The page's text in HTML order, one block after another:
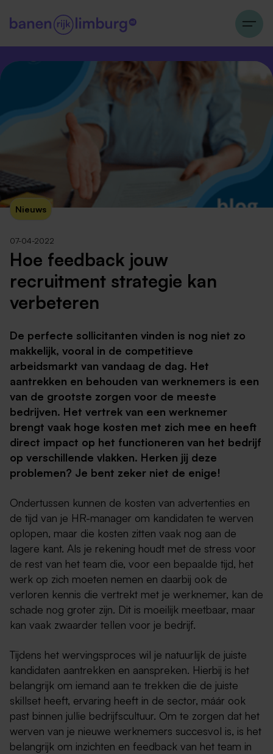
Nieuws
07-04-2022
Hoe feedback jouw
recruitment strategie kan
verbeteren
De perfecte sollicitanten vinden is nog niet zo
makkelijk, vooral in de competitieve
arbeidsmarkt van vandaag de dag. Het
aantrekken en behouden van werknemers is een
van de grootste zorgen voor de meeste
bedrijven. Het vertrek van een werknemer
brengt vaak hoge kosten met zich mee en heeft
direct impact op het functioneren van het bedrijf
op verschillende vlakken. Herken jij deze
problemen? Je bent zeker niet de enige!
Ondertussen kunnen de kosten van advertenties en
de tijd van je HR-manager om kandidaten te werven
oplopen, maar die kosten zitten vaak nog aan de
lagere kant. Als je rekening houdt met de stress voor
de rest van het team die, voor een bepaalde tijd, het
werk op zich moeten nemen en daarbij ook de
verloren kennis die vertrekt met je werknemer, kan de
schade nog groter zijn. Dit is moeilijk meetbaar, maar
kan vaak zwaarder tellen voor je bedrijf.
Tijdens het wervingsproces wil je natuurlijk de juiste
kandidaten aantrekken en aanspreken. Hierbij is het
belangrijk om iemand aan te trekken die de juiste
skillset heeft, ervaring heeft in de sector, máár ook
past binnen jullie bedrijfscultuur. Om te zorgen dat het
werven van je nieuwe werknemers succesvol is, is het
belangrijk om inzichten en feedback van het team in